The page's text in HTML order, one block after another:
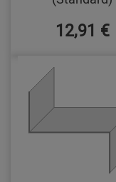
12,91 €